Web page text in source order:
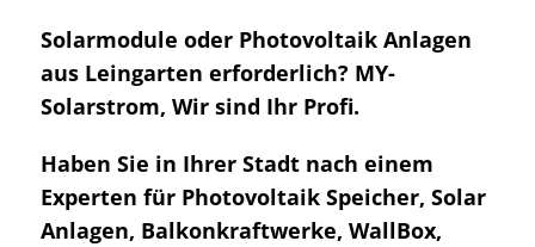
Solarmodule oder Photovoltaik Anlagen
aus Leingarten erforderlich? MY-
Solarstrom, Wir sind Ihr Profi.
Haben Sie in Ihrer Stadt nach einem
Experten für Photovoltaik Speicher, Solar
Anlagen, Balkonkraftwerke, WallBox,